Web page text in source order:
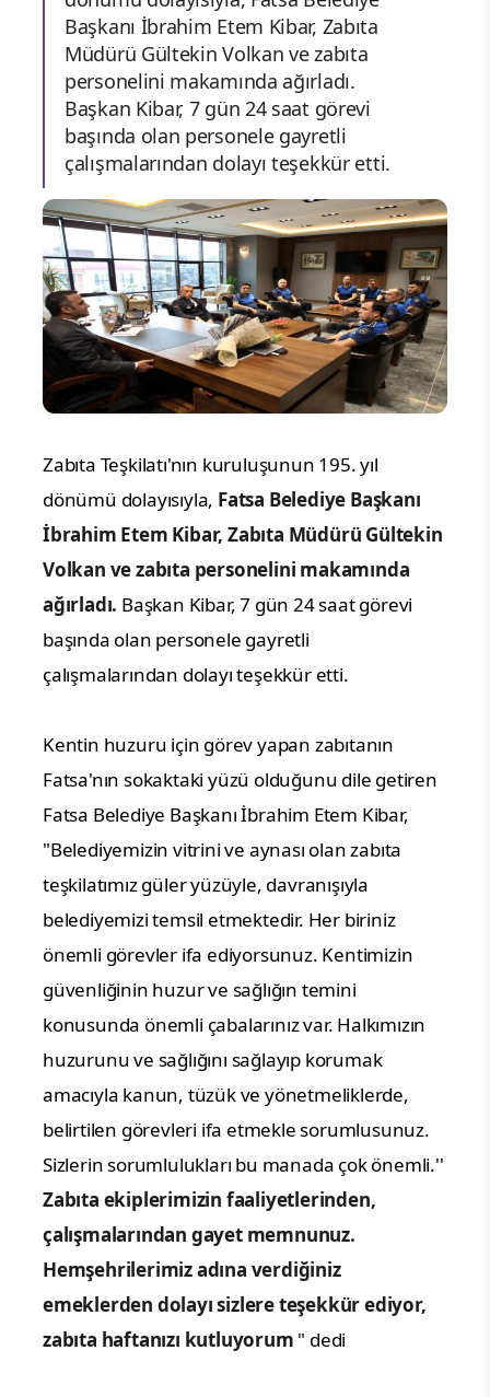
Başkanı İbrahim Etem Kibar, Zabıta
Müdürü Gültekin Volkan ve zabıta
personelini makamında ağırladı.
Başkan Kibar, 7 gün 24 saat görevi
başında olan personele gayretli
çalışmalarından dolayı teşekkür etti.
Zabıta Teşkilatı'nın kuruluşunun 195. yıl
dönümü dolayısıyla, Fatsa Belediye Başkanı
İbrahim Etem Kibar, Zabıta Müdürü Gültekin
Volkan ve zabıta personelini makamında
ağırladı. Başkan Kibar, 7 gün 24 saat görevi
başında olan personele gayretli
çalışmalarından dolayı teşekkür etti.
Kentin huzuru için görev yapan zabıtanın
Fatsa'nın sokaktaki yüzü olduğunu dile getiren
Fatsa Belediye Başkanı İbrahim Etem Kibar,
"Belediyemizin vitrini ve aynası olan zabıta
teşkilatımız güler yüzüyle, davranışıyla
belediyemizi temsil etmektedir. Her biriniz
önemli görevler ifa ediyorsunuz. Kentimizin
güvenliğinin huzur ve sağlığın temini
konusunda önemli çabalarınız var. Halkımızın
huzurunu ve sağlığını sağlayıp korumak
amacıyla kanun, tüzük ve yönetmeliklerde,
belirtilen görevleri ifa etmekle sorumlusunuz.
Sizlerin sorumlulukları bu manada çok önemli.''
Zabıta ekiplerimizin faaliyetlerinden,
çalışmalarından gayet memnunuz.
Hemşehrilerimiz adına verdiğiniz
emeklerden dolayı sizlere teşekkür ediyor,
zabıta haftanızı kutluyorum " dedi